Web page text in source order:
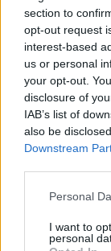
section to
opt-out request
interest-based
us or personal
your opt-out.
disclosure of
IAB’s list of
also be
Downstream
Personal
I want to
personal
• πλήθος
συσκευών
•
• πλαστή
• κάρτες
τραπεζών και
•